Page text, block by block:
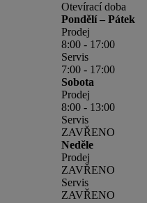
Otevírací doba
Pondělí – Pátek
Prodej
8:00 - 17:00
Servis
7:00 - 17:00
Sobota
Prodej
8:00 - 13:00
Servis
ZAVŘENO
Neděle
Prodej
ZAVŘENO
Servis
ZAVŘENO